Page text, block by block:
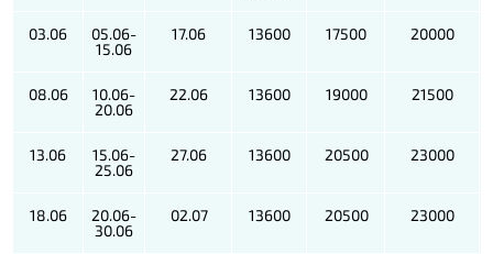
03.06
05.06-
15.06
17.06 13600 17500 20000
08.06
10.06-
20.06
22.06 13600 19000 21500
13.06
15.06-
25.06
27.06 13600 20500 23000
18.06
20.06-
30.06
02.07 13600 20500 23000